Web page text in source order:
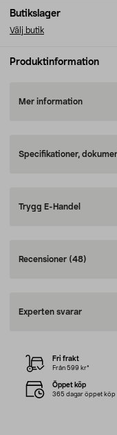
Butikslager
Välj butik
Produktinformation
Mer information
Specifikationer,
Trygg E-Handel
Recensioner (48)
Experten svarar
Fri frakt
Från 599 kr*
Öppet köp
365 dagar öppet köp